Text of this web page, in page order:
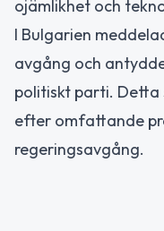
ojämlikhet och
I Bulgarien
avgång och
politiskt parti. Detta
efter omfattande
regeringsavgång.